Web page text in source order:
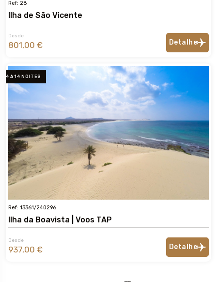
Ref: 28
Ilha de São Vicente
Desde
801,00 € Detalhe
4 A 14 NOITES
Ref: 13361/240296
Ilha da Boavista | Voos TAP
Desde
937,00 € Detalhe